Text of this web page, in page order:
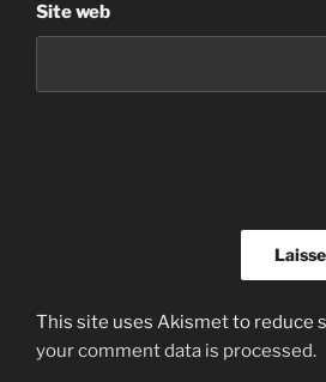
Site web
This site uses Akismet to reduce
your comment data is processed.